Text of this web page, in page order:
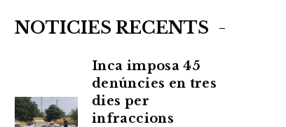
NOTÍCIES RECENTS
Inca imposa 45
denúncies en tres
dies per
infraccions